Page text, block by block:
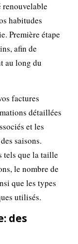
renouvelable
habitudes
Première étape
afin de
au long du
factures
détaillées
et les
saisons.
tels que la taille
le nombre de
que les types
utilisés.
des